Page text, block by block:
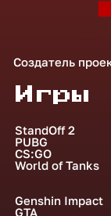
Создатель
Игры
StandOff 2
PUBG
CS:GO
World of Tanks
Genshin Impact
GTA